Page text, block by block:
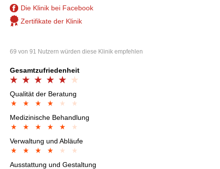
Die Klinik bei Facebook
Zertifikate der Klinik
69 von 91 Nutzern würden diese Klinik empfehlen
Gesamtzufriedenheit
Qualität der Beratung
Medizinische Behandlung
Verwaltung und Abläufe
Ausstattung und Gestaltung